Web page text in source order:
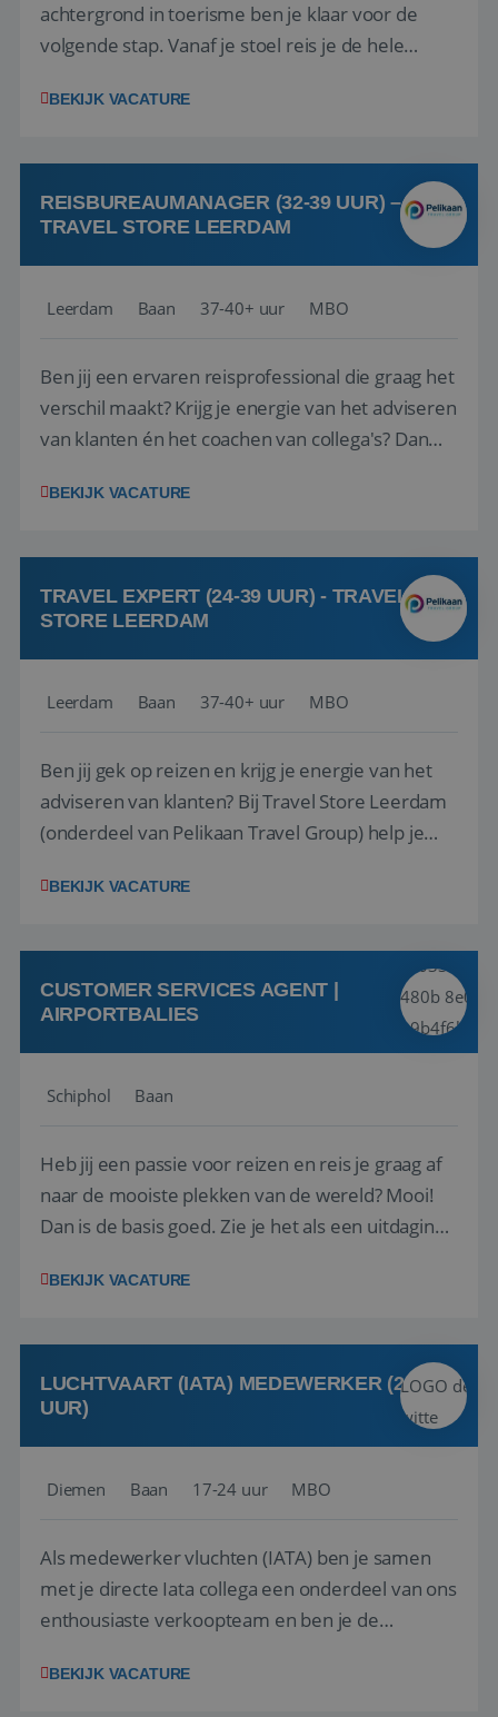
achtergrond in toerisme ben je klaar voor de
volgende stap. Vanaf je stoel reis je de hele
wensen van je team, je klant en wat er in de
klanten te overtuigen om die droomreis te
boeken! ...
BEKIJK VACATURE
REISBUREAUMANAGER (32-39 UUR) –
TRAVEL STORE LEERDAM
Leerdam Baan 37-40+ uur MBO
Ben jij een ervaren reisprofessional die graag het
verschil maakt? Krijg je energie van het adviseren
van klanten én het coachen van collega's? Dan
(onderdeel van Pelikaan Travel Group) zoeken
team het reisbureau verder...
BEKIJK VACATURE
TRAVEL EXPERT (24-39 UUR) - TRAVEL
STORE LEERDAM
Leerdam Baan 37-40+ uur MBO
Ben jij gek op reizen en krijg je energie van het
adviseren van klanten? Bij Travel Store Leerdam
(onderdeel van Pelikaan Travel Group) help je
vinden. Samen maken we van elke reis een
hebt in de reisbranche of j...
BEKIJK VACATURE
CUSTOMER SERVICES AGENT |
AIRPORTBALIES
Schiphol Baan
Heb jij een passie voor reizen en reis je graag af
naar de mooiste plekken van de wereld? Mooi!
Dan is de basis goed. Zie je het als een uitdaging
het samenstellen en boeken van de perfecte
deze onderdelen zijn nu samen gevoegd...
BEKIJK VACATURE
LUCHTVAART (IATA) MEDEWERKER (24-32
UUR)
Diemen Baan 17-24 uur MBO
Als medewerker vluchten (IATA) ben je samen
met je directe Iata collega een onderdeel van ons
enthousiaste verkoopteam en ben je de
en tarieven waar je collega’s niet uitkomen.
BEKIJK VACATURE